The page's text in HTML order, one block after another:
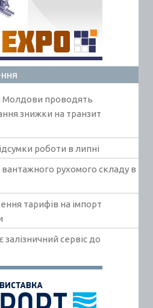
Молдови проводять
знижки на транзит
роботи в липні
рухомого складу в
тарифів на імпорт
залізничний сервіс до